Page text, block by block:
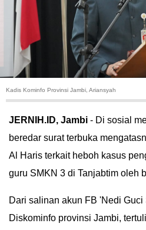
HUKUM
KRIMINAL
KHAZANAH
TEKNOLOGI
OTOMOTIF
HIBURAN
Kadis Kominfo Provinsi Jambi, Ariansyah
JERNIH.ID, Jambi - Di sosial
beredar surat terbuka
Al Haris terkait heboh kasus
guru SMKN 3 di Tanjabtim oleh
Dari salinan akun FB 'Nedi
Diskominfo provinsi Jambi,